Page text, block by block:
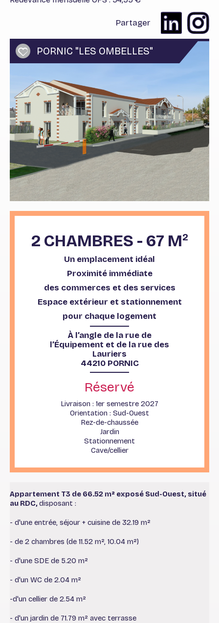
Partager
PORNIC "LES OMBELLES"
2 CHAMBRES - 67 M2
Un emplacement idéal
Proximité immédiate
des commerces et des services
Espace extérieur et stationnement
pour chaque logement
À l’angle de la rue de
l’Équipement et de la rue des
Lauriers
44210 PORNIC
Réservé
Livraison : 1er semestre 2027
Orientation : Sud-Ouest
Rez-de-chaussée
Jardin
Stationnement
Cave/cellier
Appartement T3 de 66.52 m² exposé Sud-Ouest, situé
au RDC,disposant :
- d'une entrée, séjour + cuisine de 32.19 m²
- de 2 chambres (de 11.52 m², 10.04 m²)
- d'une SDE de 5.20 m²
- d'un WC de 2.04 m²
-d'un cellier de 2.54 m²
- d'un jardin de 71.79 m² avec terrasse